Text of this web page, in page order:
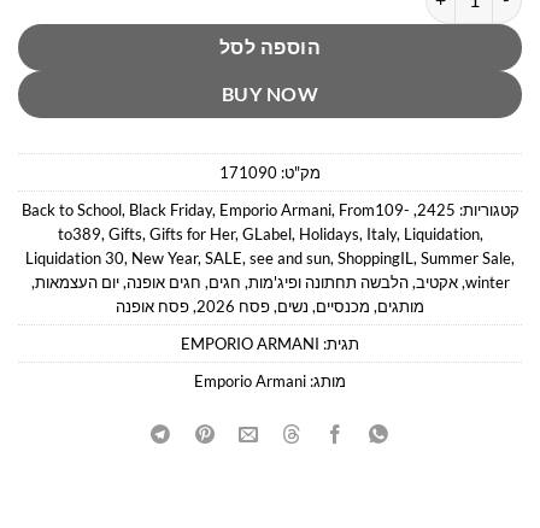
הוספה לסל
BUY NOW
מק"ט: 171090
קטגוריות: 2425
,
Back to School, Black Friday, Emporio Armani, From109-
to389, Gifts, Gifts for Her, GLabel, Holidays, Italy, Liquidation,
Liquidation 30, New Year, SALE, see and sun, ShoppingIL, Summer Sale,
winter
,אקטיב,הלבשה תחתונה ופיג'מות, חגים, חגים אופנה,יום העצמאות,
מותגים, מכנסיים, נשים,פסח 2026 ,פסח אופנה
תגית: EMPORIO ARMANI
מותג: Emporio Armani